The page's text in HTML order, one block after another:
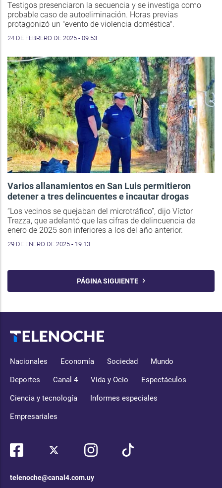
Testigos presenciaron la secuencia y se investiga como
probable caso de autoeliminación. Horas previas
protagonizó un "evento de violencia doméstica".
24 DE FEBRERO DE 2025 - 09:53
Varios allanamientos en San Luis permitieron
detener a tres delincuentes e incautar drogas
“Los vecinos se quejaban del microtráfico”, dijo Víctor
Trezza, que adelantó que las cifras de delincuencia de
enero de 2025 son inferiores a los del año anterior.
29 DE ENERO DE 2025 - 19:13
PÁGINA SIGUIENTE
Nacionales Economía Sociedad Mundo
Deportes Canal 4 Vida y Ocio Espectáculos
Ciencia y tecnología Informes especiales
Empresariales
telenoche@canal4.com.uy